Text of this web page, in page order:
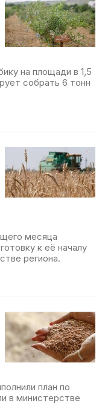
на площади в 1,5
собрать 6 тонн
месяца
к её началу
региона.
план по
в министерстве